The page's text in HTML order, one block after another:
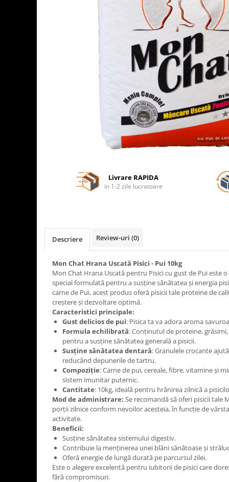
Livrare RAPIDA
in 1-2 zile lucratoare
Descriere Review-uri (0)
Mon Chat Hrana Uscată Pisici - Pui 10kg
Mon Chat Hrana Uscată pentru Pisici cu gust de Pui este
special formulată pentru a susține sănătatea și energia
carne de Pui, acest produs oferă pisicii tale proteine de
creștere și dezvoltare optimă.
Caracteristici principale:
Gust delicios de pui: Pisica ta va adora aroma
Formula echilibrată: Conținutul de proteine,
pentru a susține sănătatea generală a pisicii.
Susține sănătatea dentară: Granulele crocante
reducând depunerile de tartru.
Compoziție: Carne de pui, cereale, fibre, vitamine și
sistem imunitar puternic.
Cantitate: 10kg, ideală pentru hrănirea zilnică a
Mod de administrare: Se recomandă să oferi pisicii tale
porții zilnice conform nevoilor acesteia, în funcție de
activitate.
Beneficii:
Susține sănătatea sistemului digestiv.
Contribuie la menținerea unei blăni sănătoase și
Oferă energie de lungă durată pe parcursul zilei.
Este o alegere excelentă pentru iubitorii de pisici care
fără compromisuri.